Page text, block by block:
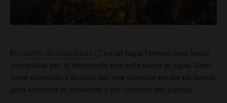
El muelle de Osanbashi
es un lugar famoso para hacer
fotografías por lo adentrado que está sobre el agua. Gran
parte diversión a la orilla del mar consiste en dar un paseo
para absorber el ambiente y los cambios del paisaje.